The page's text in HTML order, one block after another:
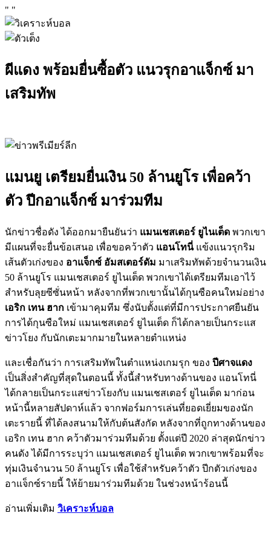
" "
ผีแดง พร้อมยื่นซื้อตัว แนวรุกอาแจ็กซ์ มา
เสริมทัพ
แมนยู เตรียมยื่นเงิน 50 ล้านยูโร เพื่อคว้า
ตัว ปีกอาแจ็กซ์ มาร่วมทีม
นักข่าวชื่อดัง ได้ออกมายืนยันว่า แมนเชสเตอร์ ยูไนเต็ด พวกเขา
มีแผนที่จะยื่นข้อเสนอ เพื่อขอคว้าตัว แอนโทนี่แข้งแนวรุกริม
เส้นตัวเก่งของ อาแจ็กซ์ อัมสเตอร์ดัม มาเสริมทัพด้วยจำนวนเงิน
50 ล้านยูโร แมนเชสเตอร์ ยูไนเต็ด พวกเขาได้เตรียมทีมเอาไว้
สำหรับลุยซีซั่นหน้า หลังจากที่พวกเขานั้นได้กุนซือคนใหม่อย่าง
เอริก เทน ฮาก เข้ามาคุมทีม ซึ่งนับตั้งแต่ที่มีการประกาศยืนยัน
การได้กุนซือใหม่ แมนเชสเตอร์ ยูไนเต็ด ก็ได้กลายเป็นกระแส
ข่าวโยง กับนักเตะมากมายในหลายตำแหน่ง
และเชื่อกันว่า การเสริมทัพในตำแหน่งเกมรุก ของ ปีศาจแดง
เป็นสิ่งสำคัญที่สุดในตอนนี้ ทั้งนี้สำหรับทางด้านของ แอนโทนี่
ได้กลายเป็นกระแสข่าวโยงกับ แมนเชสเตอร์ ยูไนเต็ด มาก่อน
หน้านี้หลายสัปดาห์แล้ว จากฟอร์มการเล่นที่ยอดเยี่ยมของนัก
เตะรายนี้ ที่ได้ลงสนามให้กับต้นสังกัด หลังจากที่ถูกทางด้านของ
เอริก เทน ฮาก คว้าตัวมาร่วมทีมด้วย ตั้งแต่ปี 2020 ล่าสุดนักข่าว
คนดัง ได้มีการระบุว่า แมนเชสเตอร์ ยูไนเต็ด พวกเขาพร้อมที่จะ
ทุ่มเงินจำนวน 50 ล้านยูโร เพื่อใช้สำหรับคว้าตัว ปีกตัวเก่งของ
อาแจ็กซ์รายนี้ ให้ย้ายมาร่วมทีมด้วย ในช่วงหน้าร้อนนี้
อ่านเพิ่มเติม วิเคราะห์บอล